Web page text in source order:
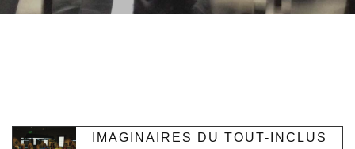
IMAGINAIRES DU TOUT-INCLUS